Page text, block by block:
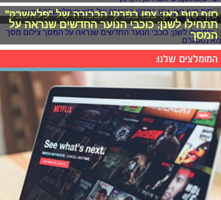
סוף סוף כאן: צפו בפרקי הבכורה של "פלאשבק"
תתחילו לשנן: כוכבי הנוער החדשים שנראה על
המסך
המומלצים שלנו: